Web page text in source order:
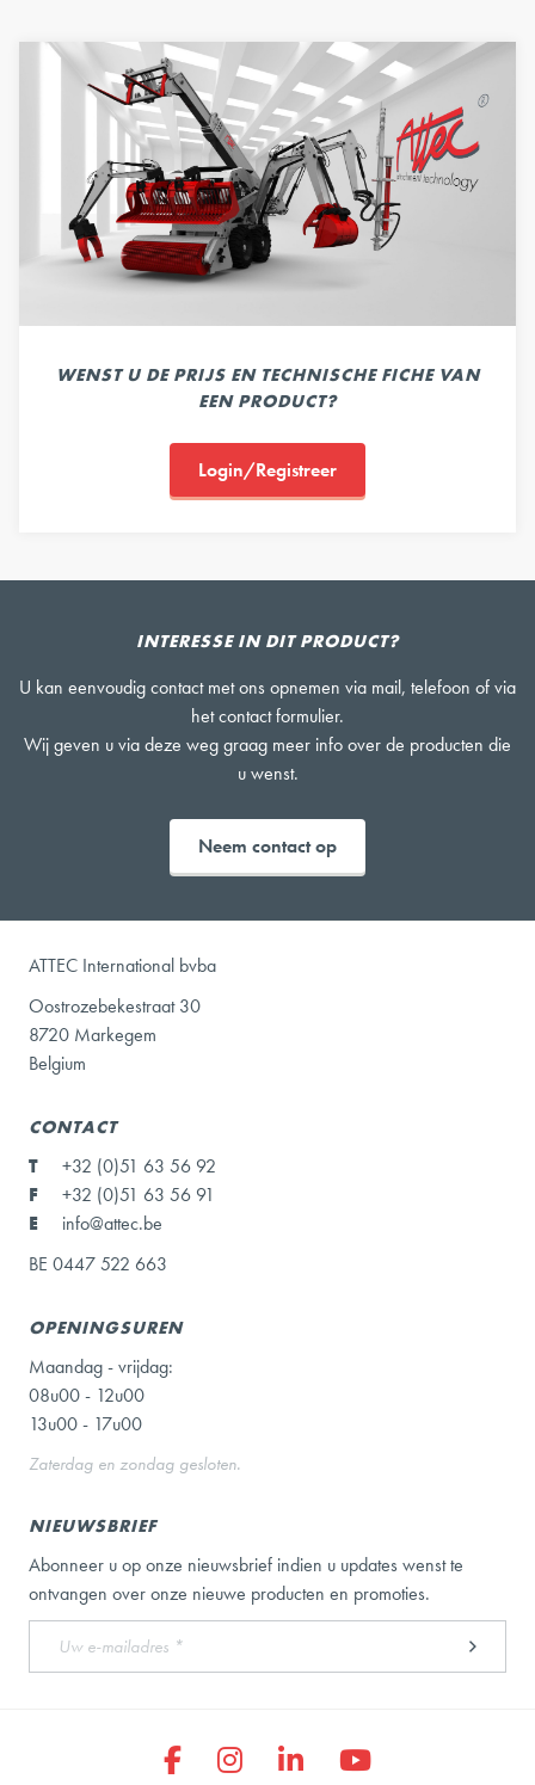
WENST U DE PRIJS EN TECHNISCHE FICHE VAN
EEN PRODUCT?
Login/Registreer
INTERESSE IN DIT PRODUCT?
U kan eenvoudig contact met ons opnemen via mail, telefoon of via
het contact formulier.
Wij geven u via deze weg graag meer info over de producten die
u wenst.
Neem contact op
ATTEC International bvba
Oostrozebekestraat 30
8720 Markegem
Belgium
CONTACT
T
+32 (0)51 63 56 92
F
+32 (0)51 63 56 91
E
info@attec.be
BE 0447 522 663
OPENINGSUREN
Maandag - vrijdag:
08u00 - 12u00
13u00 - 17u00
Zaterdag en zondag gesloten.
NIEUWSBRIEF
Abonneer u op onze nieuwsbrief indien u updates wenst te
ontvangen over onze nieuwe producten en promoties.